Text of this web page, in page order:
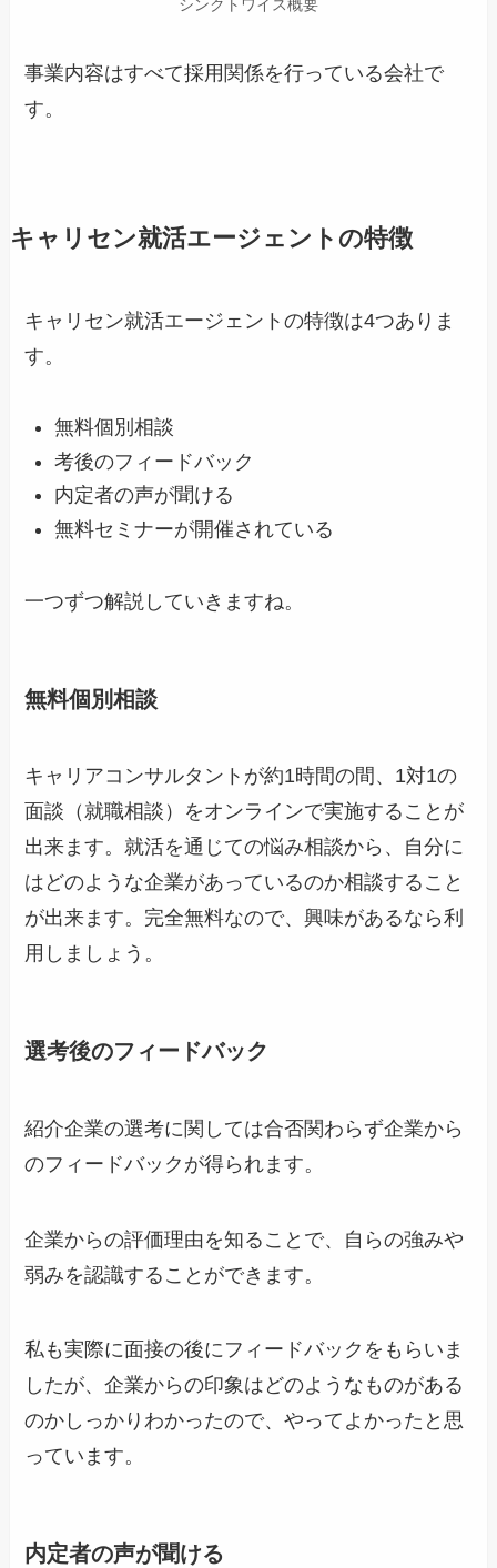
シンクトワイス概要
事業内容はすべて採用関係を行っている会社で
す。
キャリセン就活エージェントの特徴
キャリセン就活エージェントの特徴は4つありま
す。
無料個別相談
考後のフィードバック
内定者の声が聞ける
無料セミナーが開催されている
一つずつ解説していきますね。
無料個別相談
キャリアコンサルタントが約1時間の間、1対1の
面談（就職相談）をオンラインで実施することが
出来ます。就活を通じての悩み相談から、自分に
はどのような企業があっているのか相談すること
が出来ます。完全無料なので、興味があるなら利
用しましょう。
選考後のフィードバック
紹介企業の選考に関しては合否関わらず企業から
のフィードバックが得られます。
企業からの評価理由を知ることで、自らの強みや
弱みを認識することができます。
私も実際に面接の後にフィードバックをもらいま
したが、企業からの印象はどのようなものがある
のかしっかりわかったので、やってよかったと思
っています。
内定者の声が聞ける